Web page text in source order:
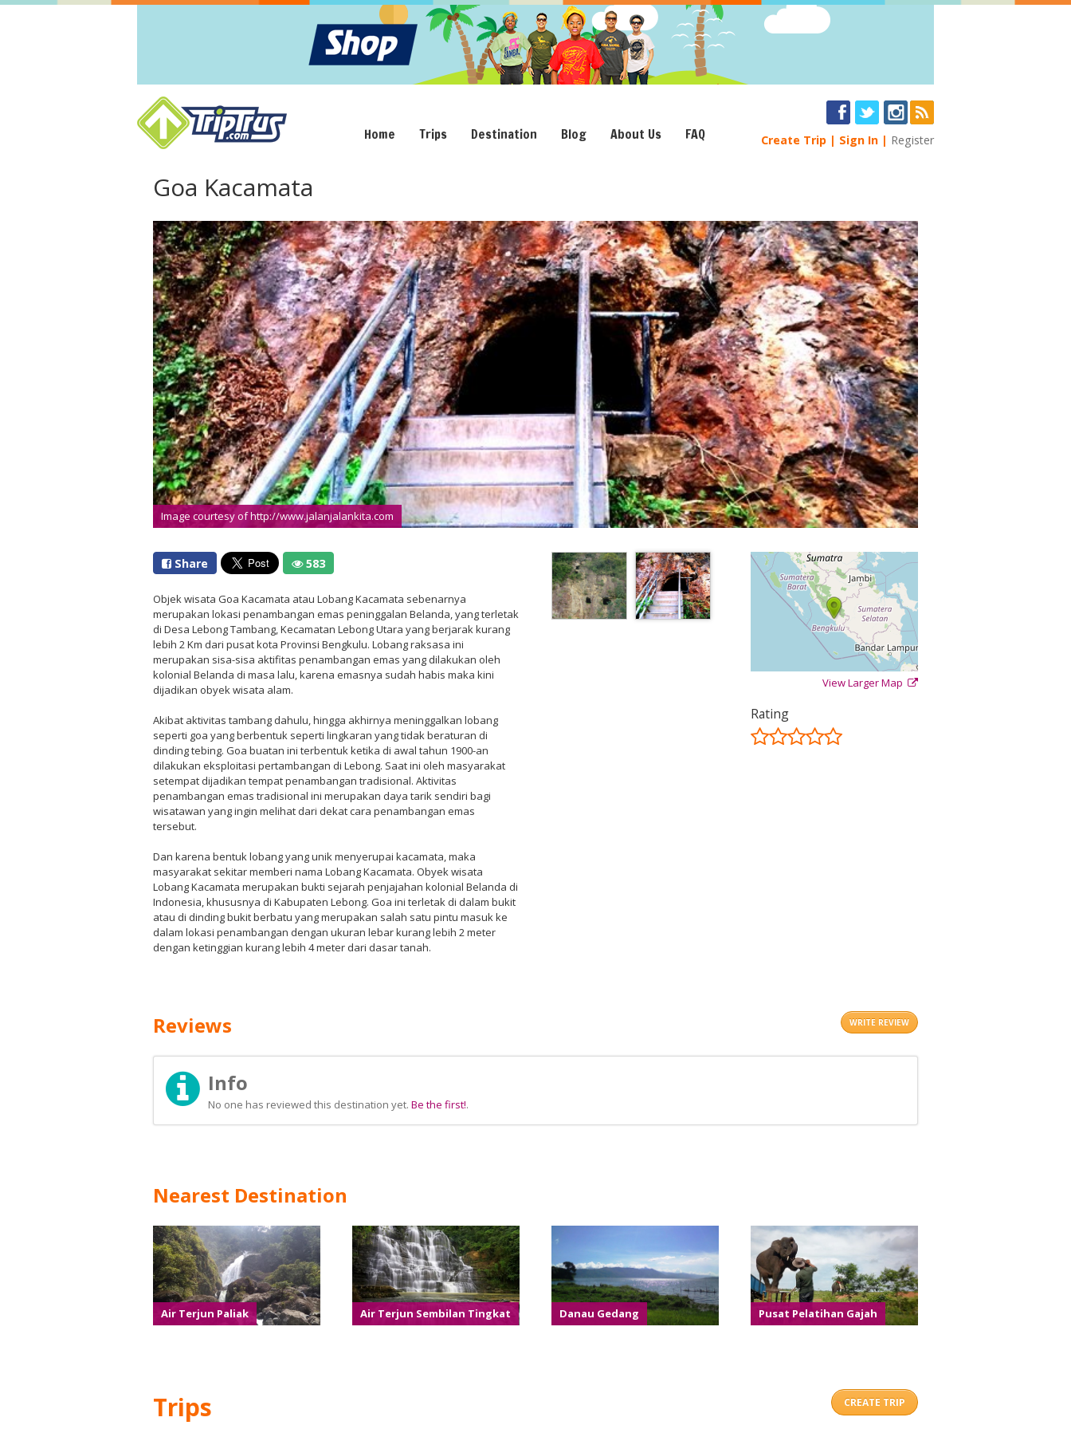
Home Trips Destination Blog About Us FAQ Create Trip Sign In Register
Goa Kacamata
Image courtesy of http://www.jalanjalankita.com
Share 583
Objek wisata Goa Kacamata atau Lobang Kacamata sebenarnya
merupakan lokasi penambangan emas peninggalan Belanda, yang terletak
di Desa Lebong Tambang, Kecamatan Lebong Utara yang berjarak kurang
lebih 2 Km dari pusat kota Provinsi Bengkulu. Lobang raksasa ini
merupakan sisa-sisa aktifitas penambangan emas yang dilakukan oleh
kolonial Belanda di masa lalu, karena emasnya sudah habis maka kini
dijadikan obyek wisata alam.
Akibat aktivitas tambang dahulu, hingga akhirnya meninggalkan lobang
seperti goa yang berbentuk seperti lingkaran yang tidak beraturan di
dinding tebing. Goa buatan ini terbentuk ketika di awal tahun 1900-an
dilakukan eksploitasi pertambangan di Lebong. Saat ini oleh masyarakat
setempat dijadikan tempat penambangan tradisional. Aktivitas
penambangan emas tradisional ini merupakan daya tarik sendiri bagi
wisatawan yang ingin melihat dari dekat cara penambangan emas
tersebut.
Dan karena bentuk lobang yang unik menyerupai kacamata, maka
masyarakat sekitar memberi nama Lobang Kacamata. Obyek wisata
Lobang Kacamata merupakan bukti sejarah penjajahan kolonial Belanda di
Indonesia, khususnya di Kabupaten Lebong. Goa ini terletak di dalam bukit
atau di dinding bukit berbatu yang merupakan salah satu pintu masuk ke
dalam lokasi penambangan dengan ukuran lebar kurang lebih 2 meter
dengan ketinggian kurang lebih 4 meter dari dasar tanah.
View Larger Map
Rating
WRITE REVIEW
Reviews
Info
No one has reviewed this destination yet. Be the first!.
Nearest Destination
Air Terjun Paliak Air Terjun Sembilan Tingkat Danau Gedang Pusat Pelatihan Gajah
Trips CREATE TRIP